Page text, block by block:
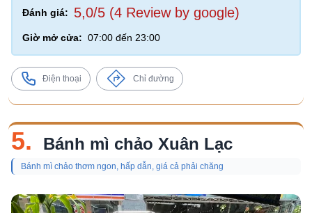
Đánh giá: 5,0/5 (4 Review by google)
Giờ mở cửa: 07:00 đến 23:00
Điện thoại Chỉ đường
5. Bánh mì chảo Xuân Lạc
Bánh mì chảo thơm ngon, hấp dẫn, giá cả phải chăng